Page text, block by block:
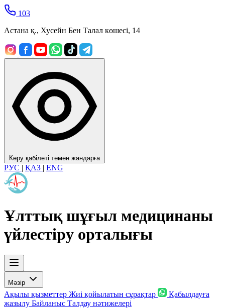
103
Астана қ., Хусейн Бен Талал көшесі, 14
Көру қабілеті төмен жандарға
РУС | ҚАЗ | ENG
Ұлттық шұғыл медицинаны
үйлестіру орталығы
Мәзір
Ақылы қызметтер Жиі қойылатын сұрақтар
Қабылдауға
жазылу Байланыс Талдау нәтижелері